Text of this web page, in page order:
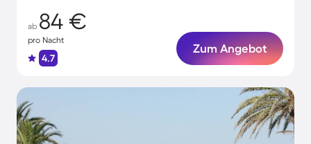
ab 84 €
pro Nacht
4.7
Zum Angebot